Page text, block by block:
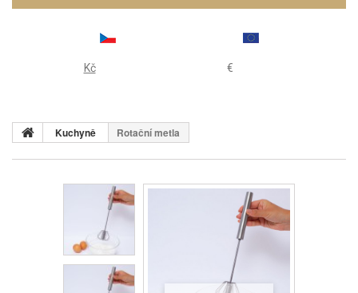
Kč €
Kuchyně Rotační metla